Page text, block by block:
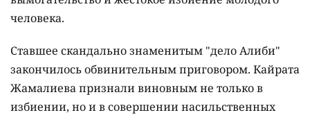
человека.
Ставшее скандально знаменитым "дело Алиби"
закончилось обвинительным приговором. Кайрата
Жамалиева признали виновным не только в
избиении, но и в совершении насильственных